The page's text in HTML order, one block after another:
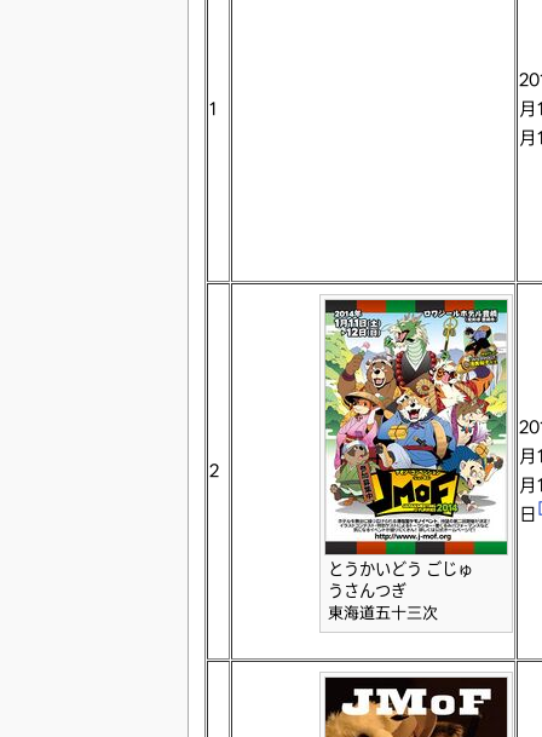
1
月
月
2
とうかいどう ごじゅ
うさんつぎ
東海道五十三次
月
月
日